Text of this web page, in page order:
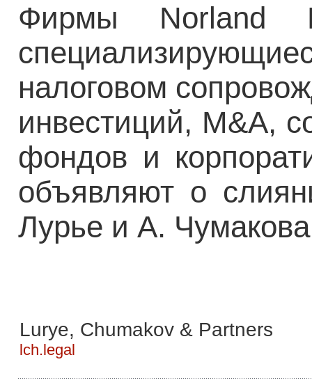
Фирмы Norland
налоговом
инвестиций, M&A,
фондов и
объявляют о
Лурье и А.
Lurye, Chumakov & Partners
lch.legal